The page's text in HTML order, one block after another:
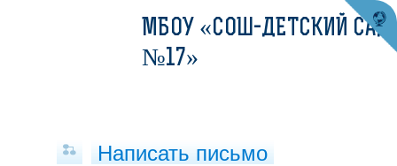
МБОУ «СОШ-ДЕТСКИЙ САД
№17»
Написать письмо